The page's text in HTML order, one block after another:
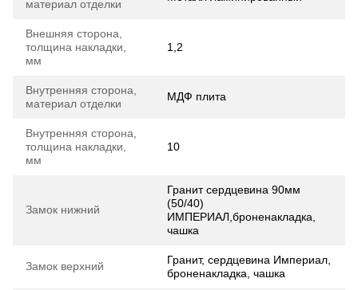
материал отделки
Внешняя сторона,
толщина накладки,
мм
1,2
Внутренняя сторона,
материал отделки
МДФ плита
Внутренняя сторона,
толщина накладки,
мм
10
Замок нижний
Гранит сердцевина 90мм
(50/40)
ИМПЕРИАЛ,броненакладка,
чашка
Замок верхний
Гранит, сердцевина Империал,
броненакладка, чашка